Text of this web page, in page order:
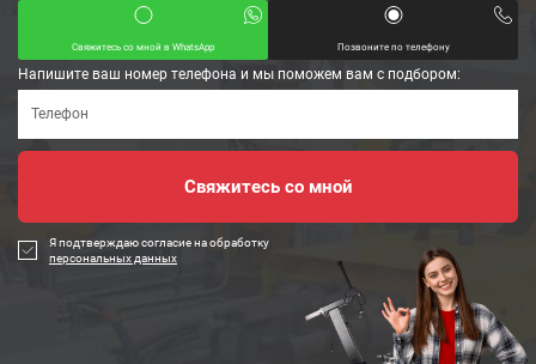
Свяжитесь со мной в WhatsApp Позвоните по телефону
Напишите ваш номер телефона и мы поможем вам с подбором:
Я подтверждаю согласие на обработку
персональных данных